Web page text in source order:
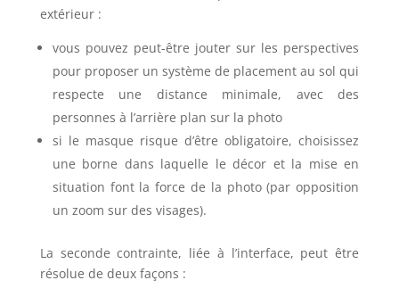
extérieur :
vous pouvez peut-être jouter sur les perspectives
pour proposer un système de placement au sol qui
respecte une distance minimale, avec des
personnes à l’arrière plan sur la photo
si le masque risque d’être obligatoire, choisissez
une borne dans laquelle le décor et la mise en
situation font la force de la photo (par opposition
un zoom sur des visages).
La seconde contrainte, liée à l’interface, peut être
résolue de deux façons :